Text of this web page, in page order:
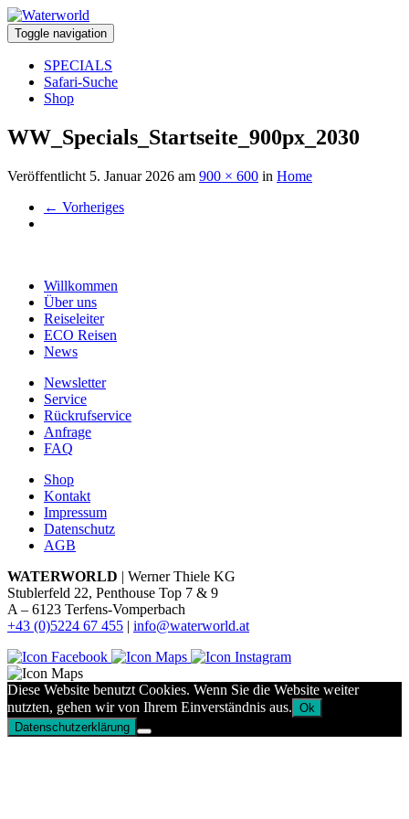
Toggle navigation
SPECIALS
Safari-Suche
Shop
WW_Specials_Startseite_900px_2030
Veröffentlicht 5. Januar 2026 am 900 × 600 in Home
← Vorheriges
Willkommen
Über uns
Reiseleiter
ECO Reisen
News
Newsletter
Service
Rückrufservice
Anfrage
FAQ
Shop
Kontakt
Impressum
Datenschutz
AGB
WATERWORLD | Werner Thiele KG
Stublerfeld 22, Penthouse Top 7 & 9
A – 6123 Terfens-Vomperbach
+43 (0)5224 67 455 | info@waterworld.at
Diese Website benutzt Cookies. Wenn Sie die Website weiter
nutzten, gehen wir von Ihrem Einverständnis aus. Ok
Datenschutzerklärung